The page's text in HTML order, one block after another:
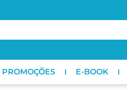
PROMOÇÕES E-BOOK